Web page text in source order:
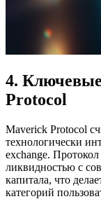
4.
Protocol
Maverick Protocol
технологически
exchange.
ликвидностью с
капитала, что
категорий